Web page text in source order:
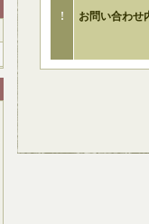
! お問い合わせ